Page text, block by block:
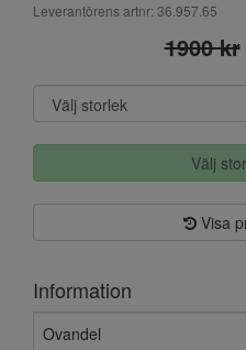
Leverantörens artnr: 36.957.65
1900 kr
Välj
Visa
Information
Ovandel